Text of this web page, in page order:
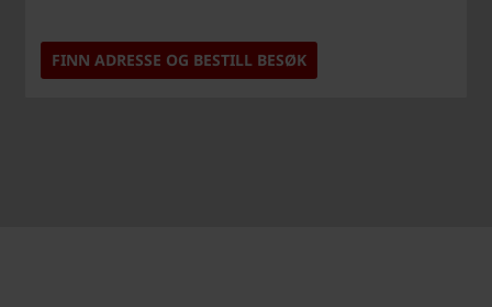
FINN ADRESSE OG BESTILL BESØK